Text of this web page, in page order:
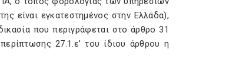
είναι εγκατεστημένος στην Ελλάδα),
που περιγράφεται στο άρθρο 31
27.1.ε’ του ίδιου άρθρου η